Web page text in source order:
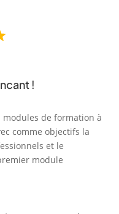
!
de formation à
comme objectifs la
et le
module